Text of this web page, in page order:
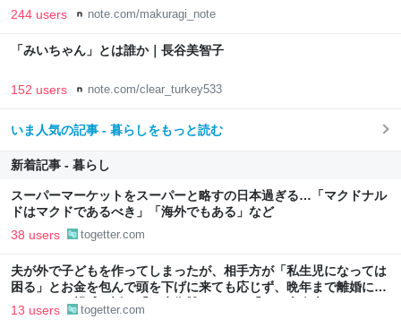
244 users note.com/makuragi_note
「みいちゃん」とは誰か｜長谷美智子
152 users note.com/clear_turkey533
いま人気の記事 - 暮らしをもっと読む
新着記事 - 暮らし
スーパーマーケットをスーパーと略すの日本過ぎる…「マクドナル
ドはマクドであるべき」「海外でもある」など
38 users togetter.com
夫が外で子どもを作ってしまったが、相手方が「私生児になっては
困る」とお金を包んで頭を下げに来ても応じず、晩年まで離婚に応
じなかった親戚の話→「一生復讐になる」「これ本人幸せなの？」
13 users togetter.com